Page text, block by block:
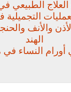
الطبيعي في
التجميلية
والأنف
الهند
النساء في